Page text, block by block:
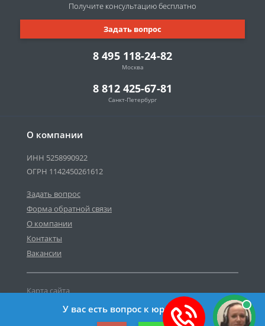
О компании
ИНН 5258990922
ОГРН 1142450261612
Задать вопрос
Форма обратной связи
О компании
Контакты
Вакансии
Карта сайта
Политика персональных данных
8 495 118-24-82
Москва
8 812 425-67-81
Санкт-Петербург
Задать вопрос
Получите консультациюбесплатно
У вас есть вопрос к юристу?